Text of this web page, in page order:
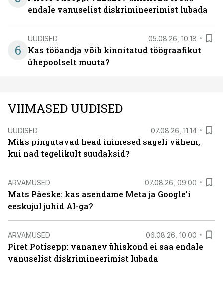
endale vanuselist diskrimineerimist lubada
6
UUDISED 05.08.26, 10:18
Kas tööandja võib kinnitatud töögraafikut
ühepoolselt muuta?
VIIMASED UUDISED
UUDISED 07.08.26, 11:14
Miks pingutavad head inimesed sageli vähem,
kui nad tegelikult suudaksid?
ARVAMUSED 07.08.26, 09:00
Mats Päeske: kas asendame Meta ja Google’i
eeskujul juhid AI-ga?
ARVAMUSED 06.08.26, 10:00
Piret Potisepp: vananev ühiskond ei saa endale
vanuselist diskrimineerimist lubada